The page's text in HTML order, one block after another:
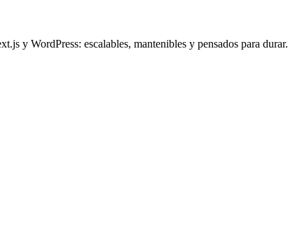
y WordPress: escalables, mantenibles y pensados para durar.